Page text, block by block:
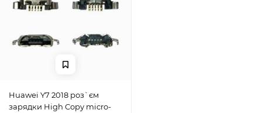
Huawei Y7 2018 роз`єм
зарядки High Copy micro-